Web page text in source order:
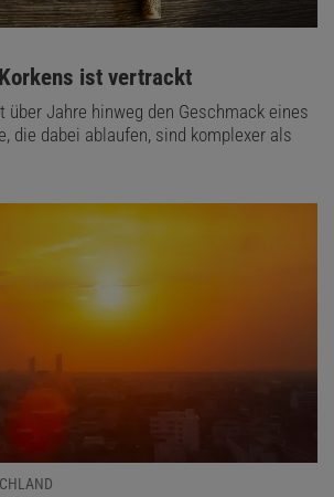
ist vertrackt
über Jahre hinweg den Geschmack eines
die dabei ablaufen, sind komplexer als